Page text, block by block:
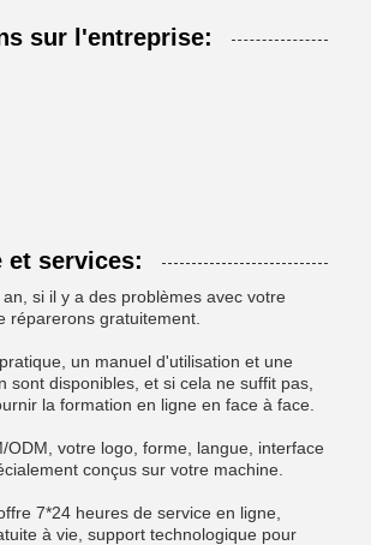
sur l'entreprise:
et services:
si il y a des problèmes avec votre
réparerons gratuitement.
un manuel d'utilisation et une
sont disponibles, et si cela ne suffit pas,
la formation en ligne en face à face.
ODM, votre logo, forme, langue, interface
conçus sur votre machine.
7*24 heures de service en ligne,
à vie, support technologique pour